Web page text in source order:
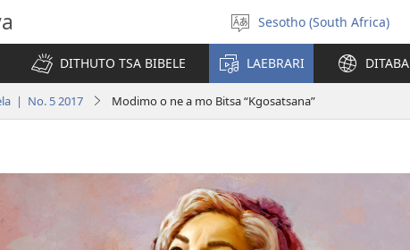
Kgetha
Puo
Sesotho (South Africa)
DITHUTO TSA BIBELE LAEBRARI DITABA
| No. 5 2017 Modimo o ne a mo Bitsa “Kgosatsana”